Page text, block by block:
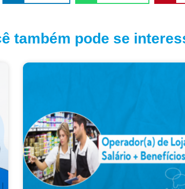
também pode se